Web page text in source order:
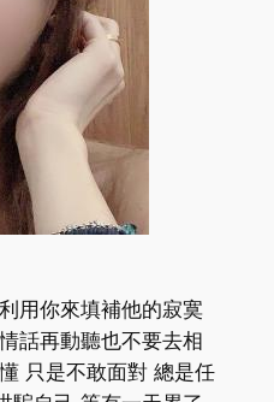
用你來填補他的寂寞
話再動聽也不要去相
只是不敢面對 總是任